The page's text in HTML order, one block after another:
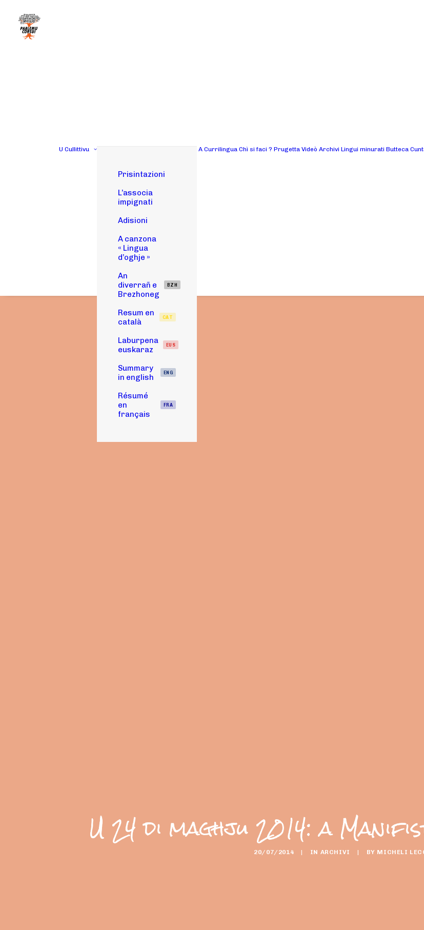
U Cullittivu
Prisintazioni
L’associa
impignati
Adisioni
A canzona
« Lingua
d’oghje »
An
diverrañ e
Brezhoneg
BZH
Resum en
català
CAT
Laburpena
euskaraz
EUS
Summary
in english
ENG
Résumé
en
français
FRA
A Currilingua Chì si faci ? Prugetta Videò Archivi Lingui minurati Butteca
U 24 di maghju 2014: a
20/07/2014 | IN ARCHIVI | BY MICHELI